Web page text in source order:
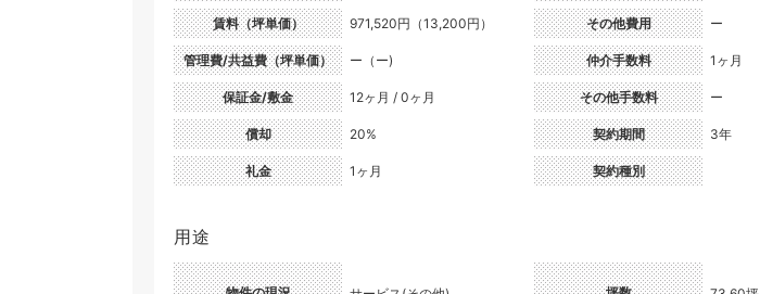
賃料（坪単価） 971,520円（13,200円）
管理費/共益費（坪単価） ー（ー)
保証金/敷金 12ヶ月 / 0ヶ月
償却 20%
礼金 1ヶ月
その他費用 ー
仲介手数料 1ヶ月
その他手数料 ー
契約期間 3年
契約種別
用途